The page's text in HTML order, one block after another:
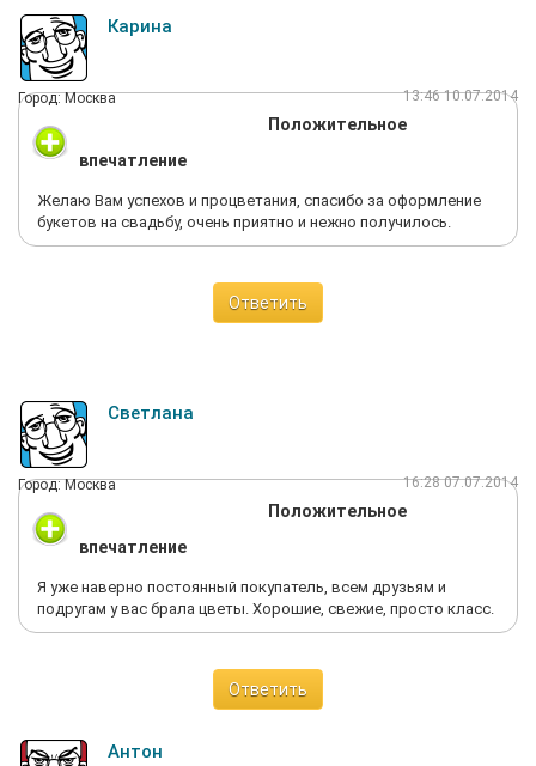
Карина
Город: Москва 13:46 10.07.2014
Положительное
впечатление
Желаю Вам успехов и процветания, спасибо за оформление
букетов на свадьбу, очень приятно и нежно получилось.
Ответить
Светлана
Город: Москва 16:28 07.07.2014
Положительное
впечатление
Я уже наверно постоянный покупатель, всем друзьям и
подругам у вас брала цветы. Хорошие, свежие, просто класс.
Ответить
Антон